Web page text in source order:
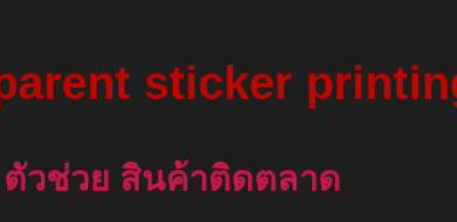
sticker
ตัวช่วย สินค้าติดตลาด